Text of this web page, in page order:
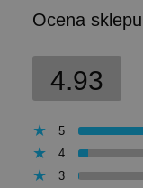
Ocena sklepu
4.93
5
4
3